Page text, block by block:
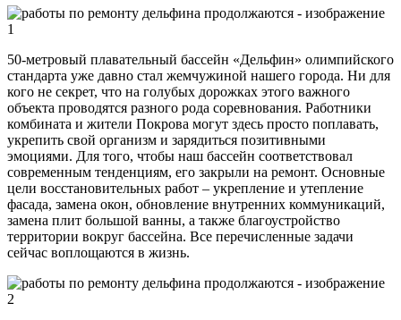
50-метровый плавательный бассейн «Дельфин» олимпийского
стандарта уже давно стал жемчужиной нашего города. Ни для
кого не секрет, что на голубых дорожках этого важного
объекта проводятся разного рода соревнования. Работники
комбината и жители Покрова могут здесь просто поплавать,
укрепить свой организм и зарядиться позитивными
эмоциями. Для того, чтобы наш бассейн соответствовал
современным тенденциям, его закрыли на ремонт. Основные
цели восстановительных работ – укрепление и утепление
фасада, замена окон, обновление внутренних коммуникаций,
замена плит большой ванны, а также благоустройство
территории вокруг бассейна. Все перечисленные задачи
сейчас воплощаются в жизнь.